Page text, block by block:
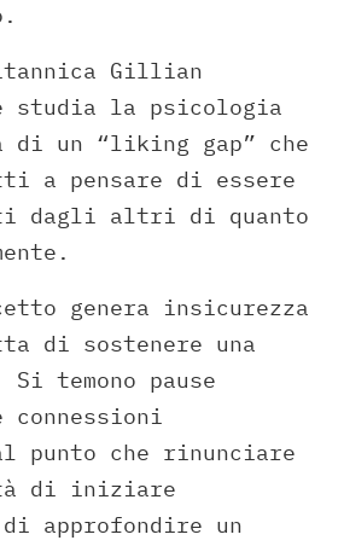
Gillian
studia la psicologia
di un “liking gap” che
a pensare di essere
dagli altri di quanto
genera insicurezza
di sostenere una
Si temono pause
connessioni
punto che rinunciare
di iniziare
approfondire un